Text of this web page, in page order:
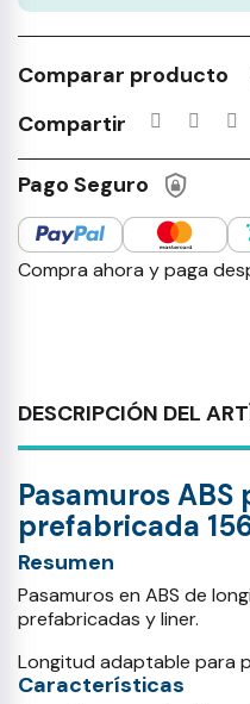
Comparar producto
Compartir
Pago Seguro
Compra ahora y paga
DESCRIPCIÓN DEL
Pasamuros
prefabricada
Resumen
Pasamuros en ABS de
prefabricadas y liner.
Longitud adaptable para
Características